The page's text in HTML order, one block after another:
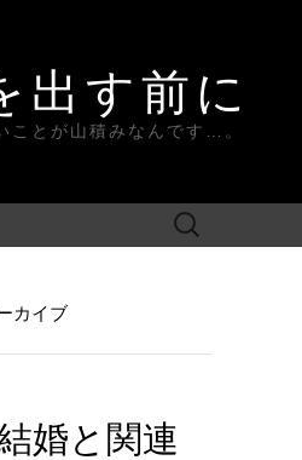
出す前に
ことが山積みなんです…。
検
索:
カイブ
婚と関連